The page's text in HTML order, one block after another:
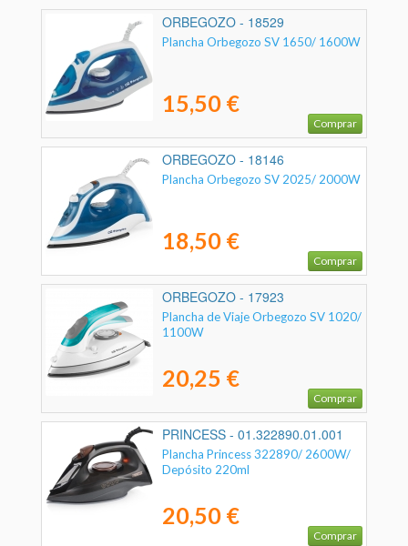
ORBEGOZO - 18529
Plancha Orbegozo SV 1650/ 1600W
15,50 €
Comprar
ORBEGOZO - 18146
Plancha Orbegozo SV 2025/ 2000W
18,50 €
Comprar
ORBEGOZO - 17923
Plancha de Viaje Orbegozo SV 1020/
1100W
20,25 €
Comprar
PRINCESS - 01.322890.01.001
Plancha Princess 322890/ 2600W/
Depósito 220ml
20,50 €
Comprar